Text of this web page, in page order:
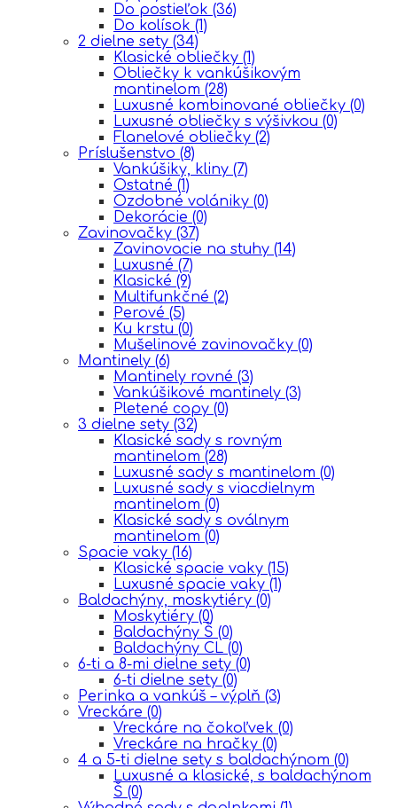
Do postieľok (36)
Do kolísok (1)
2 dielne sety (34)
Klasické obliečky (1)
Obliečky k vankúšikovým
mantinelom (28)
Luxusné kombinované obliečky (0)
Luxusné obliečky s výšivkou (0)
Flanelové obliečky (2)
Príslušenstvo (8)
Vankúšiky, kliny (7)
Ostatné (1)
Ozdobné volániky (0)
Dekorácie (0)
Zavinovačky (37)
Zavinovacie na stuhy (14)
Luxusné (7)
Klasické (9)
Multifunkčné (2)
Perové (5)
Ku krstu (0)
Mušelinové zavinovačky (0)
Mantinely (6)
Mantinely rovné (3)
Vankúšikové mantinely (3)
Pletené copy (0)
3 dielne sety (32)
Klasické sady s rovným
mantinelom (28)
Luxusné sady s mantinelom (0)
Luxusné sady s viacdielnym
mantinelom (0)
Klasické sady s oválnym
mantinelom (0)
Spacie vaky (16)
Klasické spacie vaky (15)
Luxusné spacie vaky (1)
Baldachýny, moskytiéry (0)
Moskytiéry (0)
Baldachýny Š (0)
Baldachýny CL (0)
6-ti a 8-mi dielne sety (0)
6-ti dielne sety (0)
Perinka a vankúš – výplň (3)
Vreckáre (0)
Vreckáre na čokoľvek (0)
Vreckáre na hračky (0)
4 a 5-ti dielne sety s baldachýnom (0)
Luxusné a klasické, s baldachýnom
Š (0)